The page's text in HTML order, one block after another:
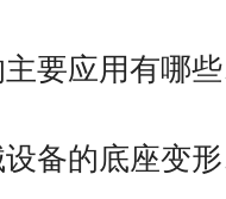
主要应用有哪
设备的底座变